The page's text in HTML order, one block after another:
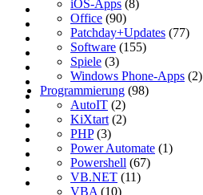
iOS-Apps (8)
Office (90)
Patchday+Updates (77)
Software (155)
Spiele (3)
Windows Phone-Apps (2)
Programmierung (98)
AutoIT (2)
KiXtart (2)
PHP(3)
Power Automate (1)
Powershell (67)
VB.NET (11)
VBA (10)